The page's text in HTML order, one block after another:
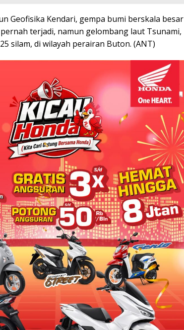
Geofisika Kendari, gempa bumi berskala besar
terjadi, namun gelombang laut Tsunami,
silam, di wilayah perairan Buton. (ANT)